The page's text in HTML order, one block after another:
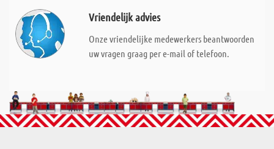
Vriendelijk advies
Onze vriendelijke medewerkers beantwoorden
uw vragen graag per e-mail of telefoon.